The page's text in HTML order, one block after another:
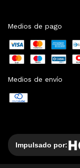
Medios de pago
Medios de envío
Impulsado por: